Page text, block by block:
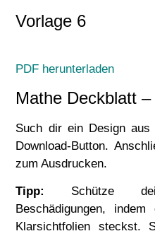
Vorlage 6
PDF herunterladen
Mathe Deckblatt
Such dir ein Design
Download-Button.
zum Ausdrucken.
Tipp:
Schütze
Beschädigungen,
Klarsichtfolien steckst.